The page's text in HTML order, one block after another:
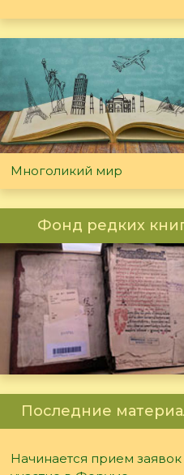
Многоликий мир
Фонд редких
Последние
Начинается прием заявок